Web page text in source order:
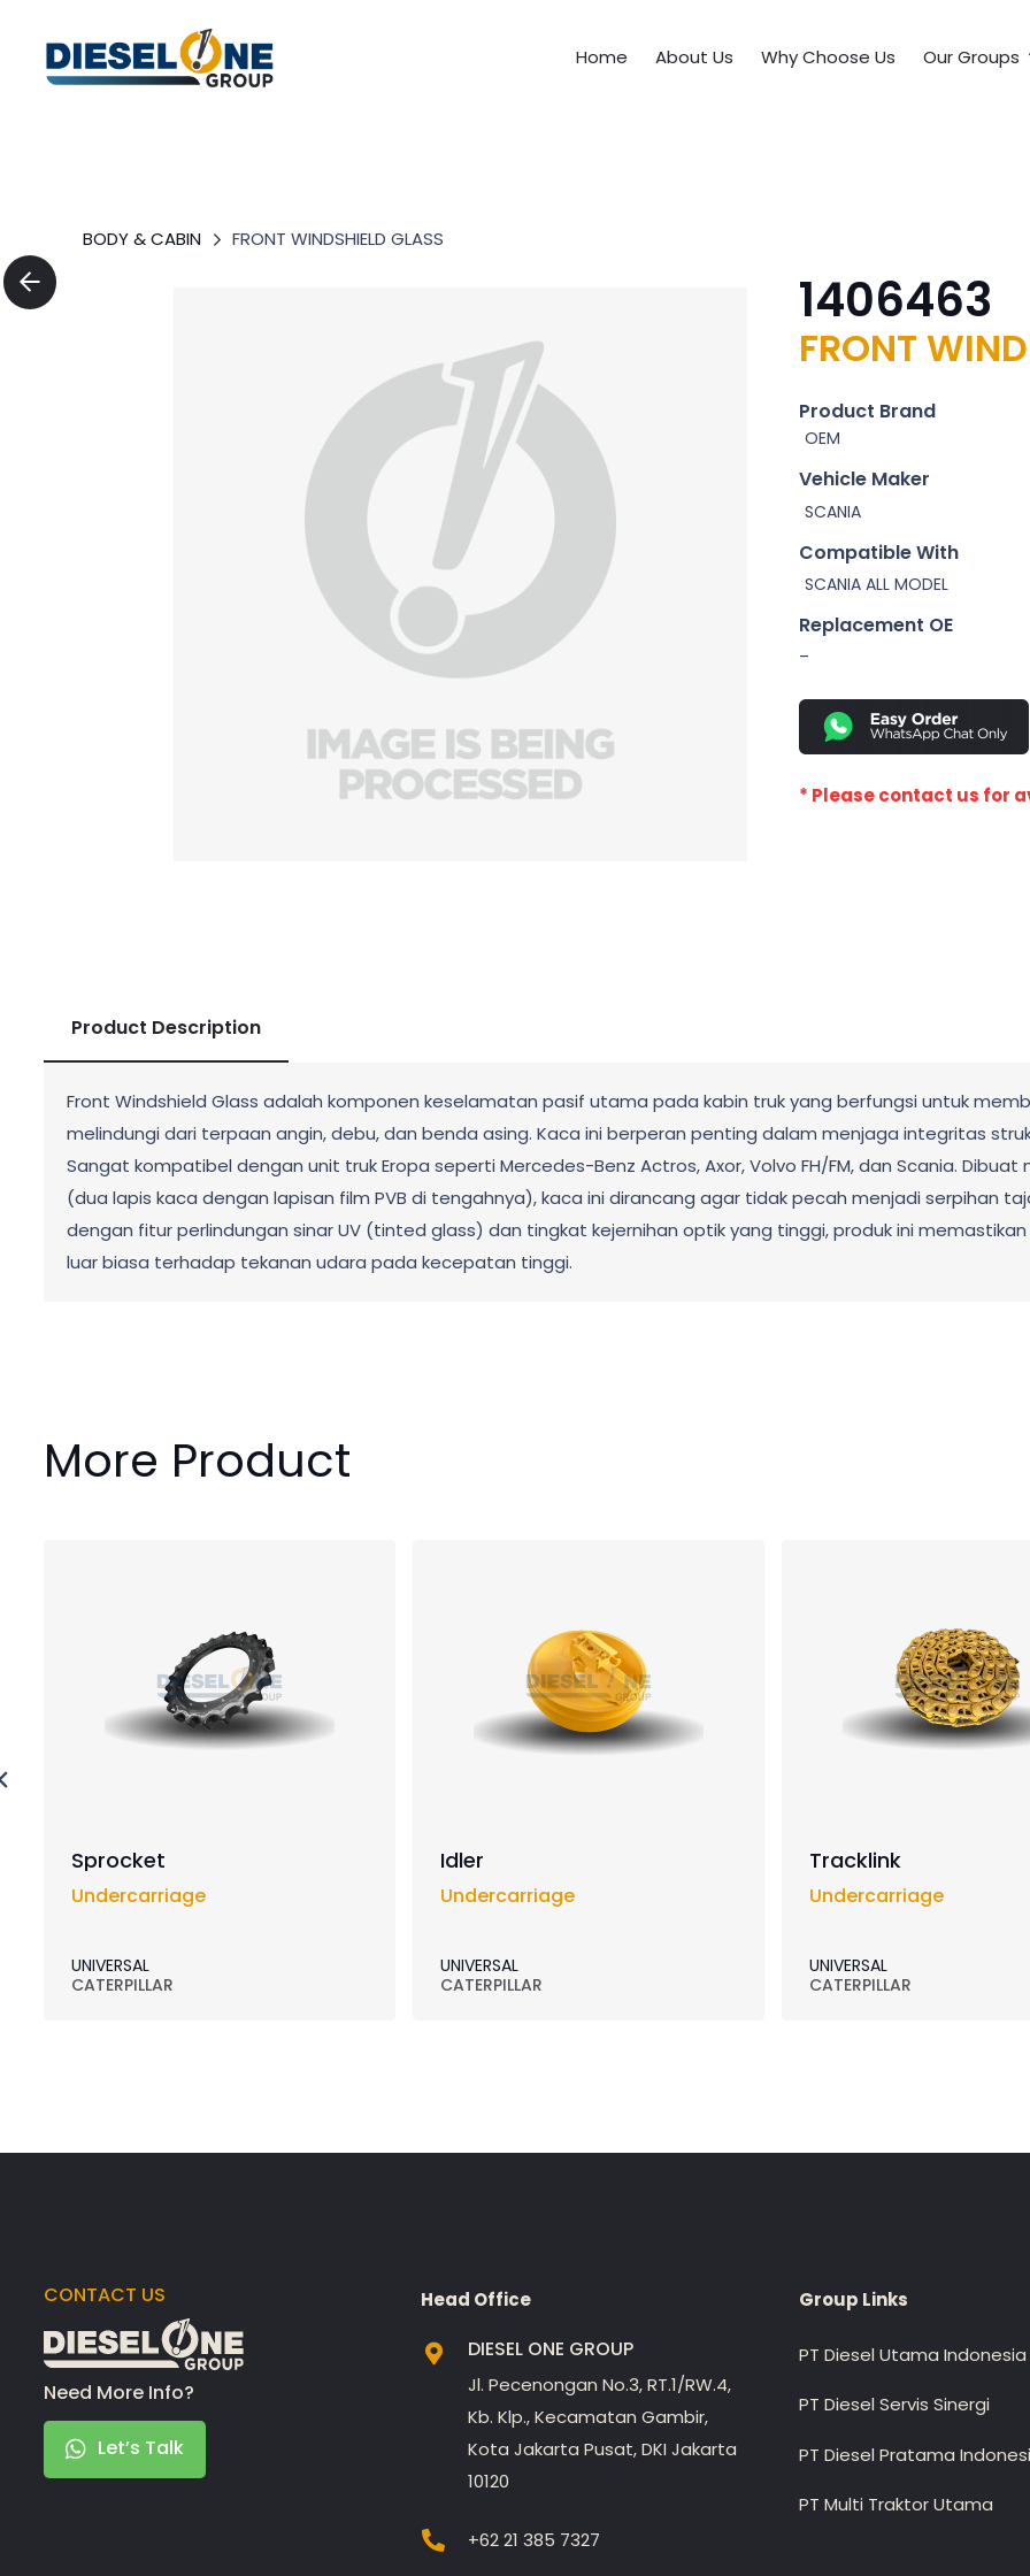
Home About Us Why Choose Us Our Groups
BODY & CABIN FRONT WINDSHIELD GLASS
1406463
FRONT
Product Brand
OEM
Vehicle Maker
SCANIA
Compatible With
SCANIA ALL MODEL
Replacement OE
–
* Please contact us for
Product Description
Front Windshield Glass adalah komponen keselamatan pasif utama pada kabin truk yang berfungsi untuk
melindungi dari terpaan angin, debu, dan benda asing. Kaca ini berperan penting dalam menjaga integritas
Sangat kompatibel dengan unit truk Eropa seperti Mercedes-Benz Actros, Axor, Volvo FH/FM, dan Scania.
(dua lapis kaca dengan lapisan film PVB di tengahnya), kaca ini dirancang agar tidak pecah menjadi serpihan
dengan fitur perlindungan sinar UV (tinted glass) dan tingkat kejernihan optik yang tinggi, produk ini
luar biasa terhadap tekanan udara pada kecepatan tinggi.
More Product
Sprocket
Undercarriage
UNIVERSAL
CATERPILLAR
Idler
Undercarriage
UNIVERSAL
CATERPILLAR
Tracklink
Undercarriage
UNIVERSAL
CATERPILLAR
CONTACT US
Need More Info?
Let’s Talk
Head Office
DIESEL ONE GROUP
Jl. Pecenongan No.3, RT.1/RW.4,
Kb. Klp., Kecamatan Gambir,
Kota Jakarta Pusat, DKI Jakarta
10120
+62 21 385 7327
Group Links
PT Diesel Utama Indonesia
PT Diesel Servis Sinergi
PT Diesel Pratama
PT Multi Traktor Utama